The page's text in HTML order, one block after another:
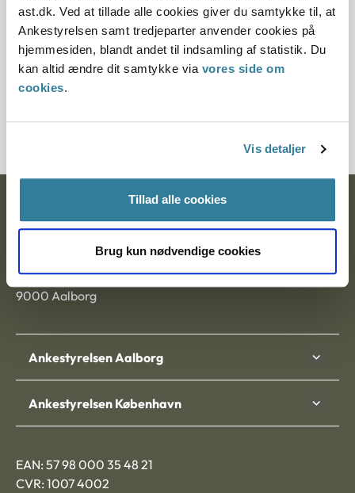
ast.dk. Ved at tillade alle cookies giver du samtykke til, at
Ankestyrelsen samt tredjeparter anvender cookies på
hjemmesiden, blandt andet til indsamling af statistik. Du
kan altid ændre dit samtykke via vores side om
cookies.
Vis detaljer
Tillad alle cookies
Brug kun nødvendige cookies
Paragraf
§ 1
Journalnummer
1007701-01
Nytorv 7, 2. sal
9000 Aalborg
Ankestyrelsen Aalborg
Ankestyrelsen København
EAN: 57 98 000 35 48 21
CVR: 1007 4002